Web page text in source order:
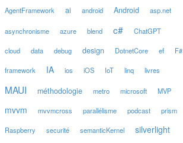
AgentFramework ai android Android asp.net
asynchronisme azure blend c# ChatGPT
cloud data debug design DotnetCore ef F#
framework IA ios iOS IoT linq livres
MAUI méthodologie metro microsoft MVP
mvvm mvvmcross parallélisme podcast prism
Raspberry securité semanticKernel silverlight